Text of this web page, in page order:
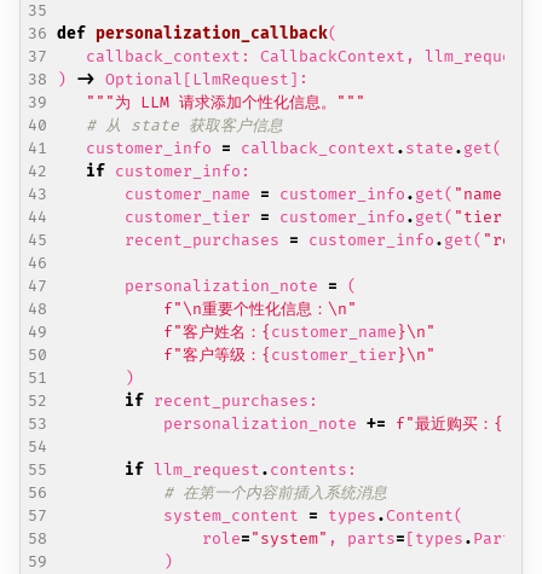
def personalization_callback(
callback_context : CallbackContext , llm_request
)
-> Optional [LlmRequest]:
"""为 LLM 请求添加个性化信息。"""
# 从 state 获取客户信息
customer_info
= callback_context.state.get(
if customer_info :
customer_name
= customer_info.get( "name"
customer_tier
= customer_info.get( "tier"
recent_purchases
= customer_info.get(
personalization_note =
(
f"\n重要个性化信息： \n"
f"客户姓名： { customer_name }\n"
f"客户等级： { customer_tier }\n"
)
if recent_purchases :
personalization_note += f"最近购买： {
if llm_request.contents :
# 在第一个内容前插入系统消息
system_content
= types.Content(
role="system" , parts= [types.Part
)